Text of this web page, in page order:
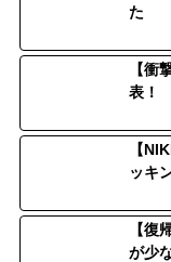
た
【衝
表！
【
ッキ
【復
が少